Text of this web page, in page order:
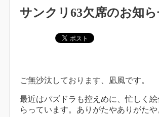
サンクリ63欠席のお知
ご無沙汰しております、凪風です。
最近はパズドラも控えめに、忙しく
らっています。ありがたやありがたや